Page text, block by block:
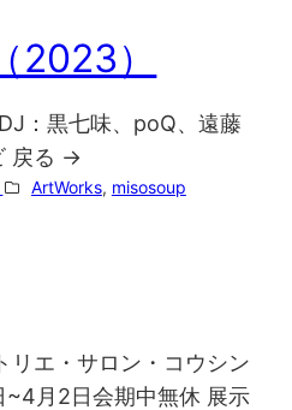
2023）
：黒七味、poQ、遠藤
戻る →
ArtWorks, misosoup
リエ・サロン・コウシン
月2日会期中無休 展示